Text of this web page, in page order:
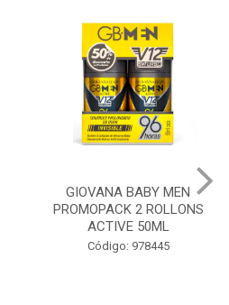
GIOVANA BABY MEN
PROMOPACK 2 ROLLONS
ACTIVE 50ML
Código: 978445